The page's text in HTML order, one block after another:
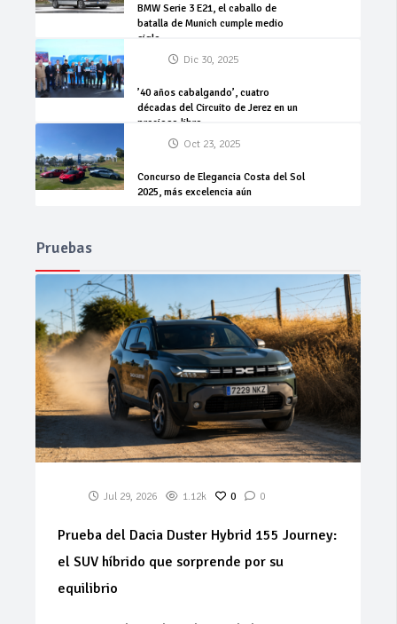
BMW Serie 3 E21, el caballo de
batalla de Munich cumple medio
siglo
Dic 30, 2025
’40 años cabalgando’, cuatro
décadas del Circuito de Jerez en un
precioso libro
Oct 23, 2025
Concurso de Elegancia Costa del Sol
2025, más excelencia aún
Pruebas
Jul 29, 2026 1.12k 0 0
Prueba del Dacia Duster Hybrid 155 Journey:
el SUV híbrido que sorprende por su
equilibrio